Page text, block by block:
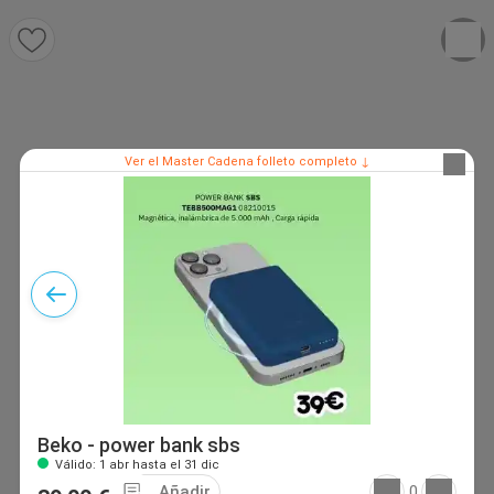
Ver el Master Cadena folleto completo ↓
Beko - power bank sbs
Válido: 1 abr hasta el 31 dic